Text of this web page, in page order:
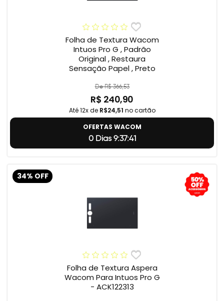
Folha de Textura Wacom
Intuos Pro G , Padrão
Original , Restaura
Sensação Papel , Preto
De R$ 366,53
R$ 240,90
Até 12x de R$24,51 no cartão
OFERTAS WACOM
0 Dias 9:37:40
34% OFF
Folha de Textura Aspera
Wacom Para Intuos Pro G
- ACK122313